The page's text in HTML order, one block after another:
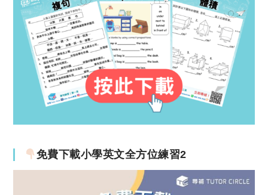
免費下載小學英文全方位練習2